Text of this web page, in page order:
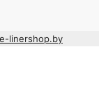
e-linershop.by